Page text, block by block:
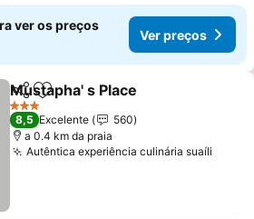
ver os preços
Ver preços
PartilharAdicionar aos favoritos
Mustapha' s Place
3 Estrelas
8,5 Excelente
560
a 0.4 km da praia
Autêntica experiência culinária suaíli